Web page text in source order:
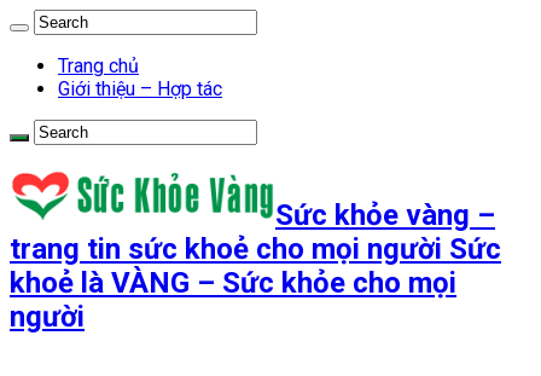
Trang chủ
Giới thiệu – Hợp tác
Sức khỏe vàng –
trang tin sức khoẻ cho mọi người Sức
khoẻ là VÀNG – Sức khỏe cho mọi
người